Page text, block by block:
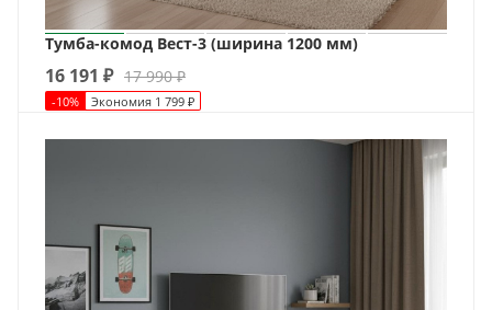
Тумба-комод Вест-3 (ширина 1200 мм)
16 191 ₽ 17 990₽
-10% Экономия 1 799 ₽